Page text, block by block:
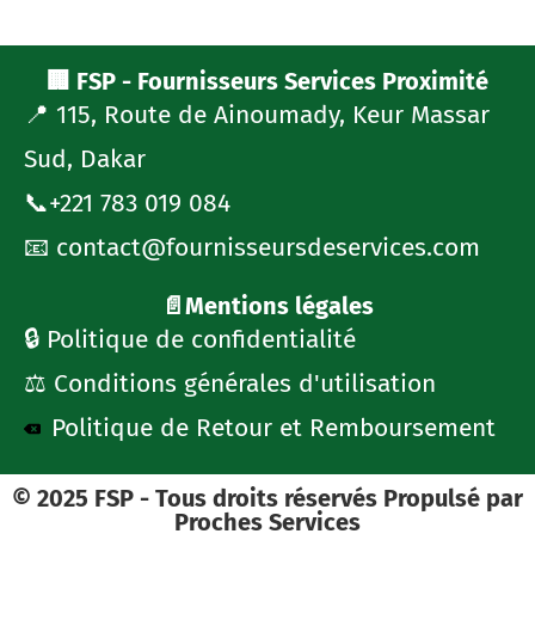
🏢 FSP - Fournisseurs Services Proximité
📍 115, Route de Ainoumady, Keur Massar
Sud, Dakar
📞+221 783 019 084
📧 contact@fournisseursdeservices.com
📄Mentions légales
🔒 Politique de confidentialité
⚖️ Conditions générales d'utilisation
Politique de Retour et Remboursement
© 2025 FSP - Tous droits réservés Propulsé par
Proches Services